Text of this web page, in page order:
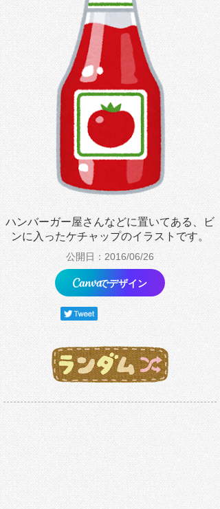
ハンバーガー屋さんなどに置いてある、ビ
ンに入ったケチャップのイラストです。
公開日：2016/06/26
でデザイン